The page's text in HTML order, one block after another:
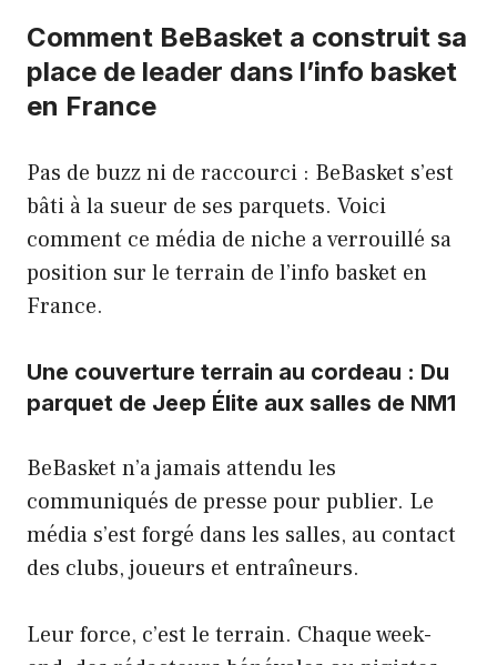
Comment BeBasket a construit sa
place de leader dans l’info basket
en France
Pas de buzz ni de raccourci : BeBasket s’est
bâti à la sueur de ses parquets. Voici
comment ce média de niche a verrouillé sa
position sur le terrain de l’info basket en
France.
Une couverture terrain au cordeau : Du
parquet de Jeep Élite aux salles de NM1
BeBasket n’a jamais attendu les
communiqués de presse pour publier. Le
média s’est forgé dans les salles, au contact
des clubs, joueurs et entraîneurs.
Leur force, c’est le terrain. Chaque week-